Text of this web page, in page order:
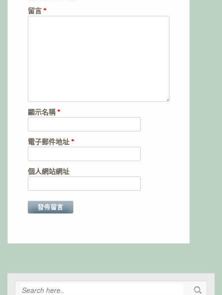
留言 *
顯示名稱*
電子郵件地址 *
個人網站網址